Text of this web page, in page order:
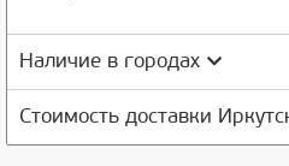
Наличие в городах
Стоимость доставки